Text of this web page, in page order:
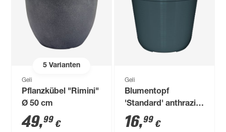
5Varianten
Geli
Pflanzkübel "Rimini"
Ø 50 cm
49,99 €
Geli
Blumentopf
'Standard' anthrazit
Ø 45 cm
16,99 €